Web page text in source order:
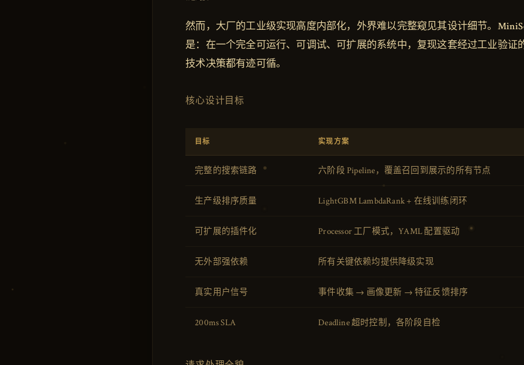
然而，大厂的工业级实现高度内部化，外界难以完整窥见其设计细节。
是：在一个完全可运行、可调试、可扩展的系统中，复现这套经过工业验证
技术决策都有迹可循。
核心设计目标
目标 实现方案
完整的搜索链路 六阶段 Pipeline，覆盖召回到展示的所有节点
生产级排序质量 LightGBM LambdaRank + 在线训练闭环
可扩展的插件化 Processor 工厂模式，YAML 配置驱动
无外部强依赖 所有关键依赖均提供降级实现
真实用户信号 事件收集 → 画像更新 → 特征反馈排序
200ms SLA Deadline 超时控制，各阶段自检